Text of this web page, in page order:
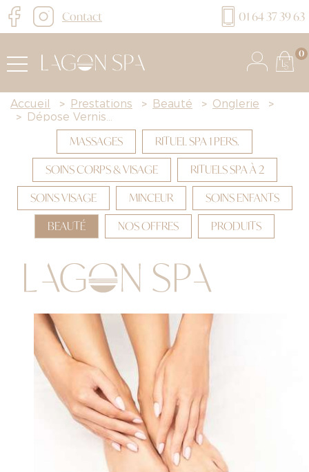
Contact 01 64 37 39 63
0
Accueil > Prestations > Beauté > Onglerie
>
> Dépose Vernis...
MASSAGES
RITUEL SPA 1 PERS.
SOINS CORPS & VISAGE
RITUELS SPA À 2
SOINS VISAGE
MINCEUR
SOINS ENFANTS
BEAUTÉ
NOS OFFRES PRODUITS